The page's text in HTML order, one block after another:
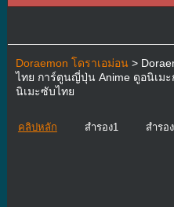
Doraemon โดราเอม่อน>
ไทย การ์ตูนญี่ปุ่น Anime ดูอนิเม
นิเมะซับไทย
คลิปหลัก สำรอง1 สำรอ